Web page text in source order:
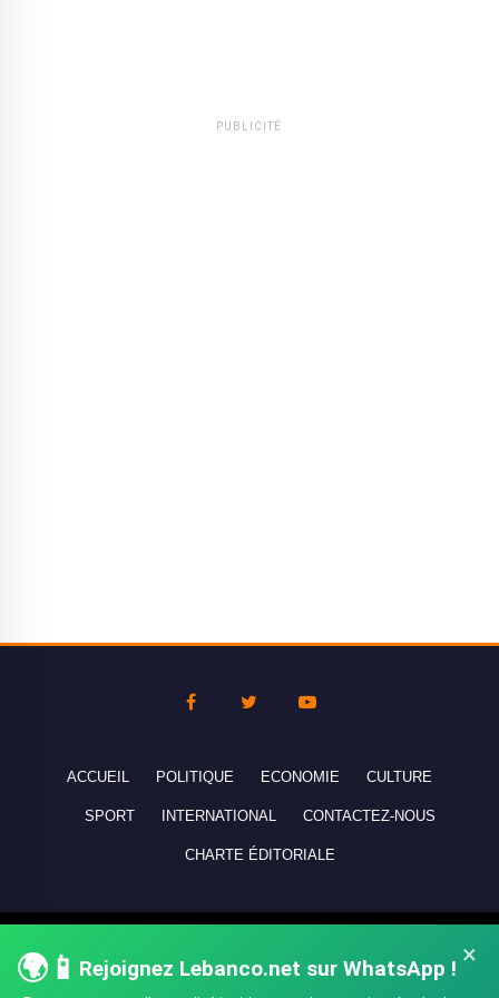
PUBLICITÉ
×
🌍📱 Rejoignez Lebanco.net sur WhatsApp !
ACCUEIL POLITIQUE ECONOMIE CULTURE
SPORT INTERNATIONAL CONTACTEZ-NOUS
CHARTE ÉDITORIALE
réservés - All rights reserved.